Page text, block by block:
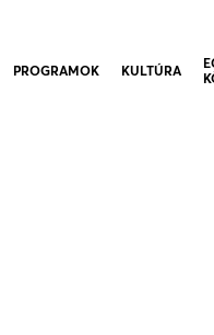
PROGRAMOK KULTÚRA